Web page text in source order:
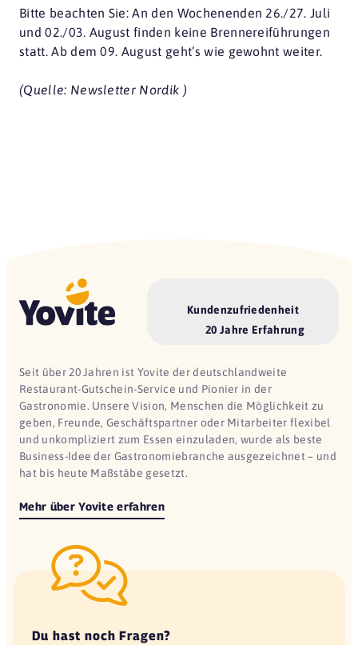
Bitte beachten Sie: An den Wochenenden 26./27. Juli
und 02./03. August finden keine Brennereiführungen
statt. Ab dem 09. August geht’s wie gewohnt weiter.
(Quelle: Newsletter Nordik )
Kundenzufriedenheit
20 Jahre Erfahrung
Seit über 20 Jahren ist Yovite der deutschlandweite
Restaurant-Gutschein-Service und Pionier in der
Gastronomie. Unsere Vision, Menschen die Möglichkeit zu
geben, Freunde, Geschäftspartner oder Mitarbeiter flexibel
und unkompliziert zum Essen einzuladen, wurde als beste
Business-Idee der Gastronomiebranche ausgezeichnet – und
hat bis heute Maßstäbe gesetzt.
Mehr über Yovite erfahren
Du hast noch Fragen?